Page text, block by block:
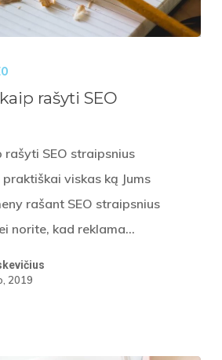
rašyti SEO
rašyti SEO straipsnius
viskas ką Jums
rašant SEO straipsnius
norite, kad reklama…
2019